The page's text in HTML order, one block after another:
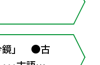
び／仮定
鏡」 ●古